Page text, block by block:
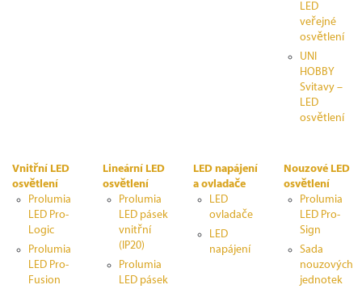
LED
veřejné
osvětlení
UNI
HOBBY
Svitavy –
LED
osvětlení
Vnitřní LED
osvětlení
Prolumia
LED Pro-
Logic
Prolumia
LED Pro-
Fusion
Lineární LED
osvětlení
Prolumia
LED pásek
vnitřní
(IP20)
Prolumia
LED pásek
LED napájení
a ovladače
LED
ovladače
LED
napájení
Nouzové LED
osvětlení
Prolumia
LED Pro-
Sign
Sada
nouzových
jednotek